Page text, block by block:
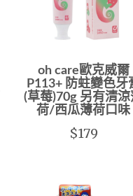
oh care歐克威爾
P113+ 防蛀變色牙
(草莓)70g 另有清涼
荷/西瓜薄荷口味
$179